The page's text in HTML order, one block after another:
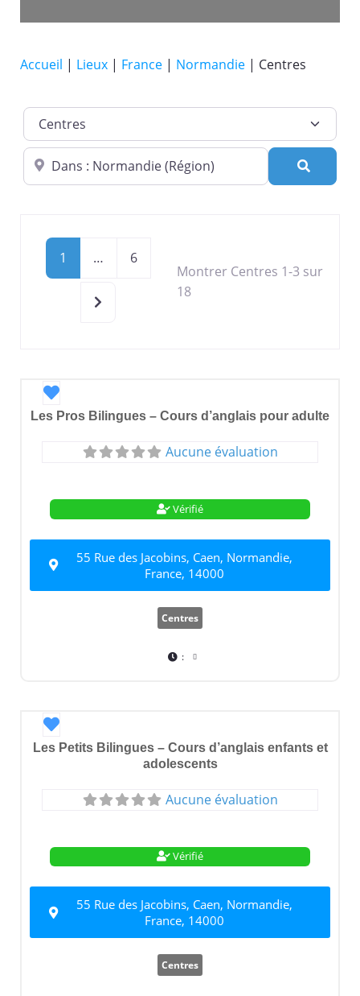
Accueil | Lieux | France | Normandie | Centres
Catégorie de lieu
Dans quelle ville ?
1 … 6
Older posts
Montrer Centres 1-3 sur
18
Favori
Les Pros Bilingues – Cours d’anglais pour adulte
Aucune évaluation
Vérifié
55 Rue des Jacobins, Caen, Normandie,
France, 14000
Centres
:
Favori
Les Petits Bilingues – Cours d’anglais enfants et
adolescents
Aucune évaluation
Vérifié
55 Rue des Jacobins, Caen, Normandie,
France, 14000
Centres